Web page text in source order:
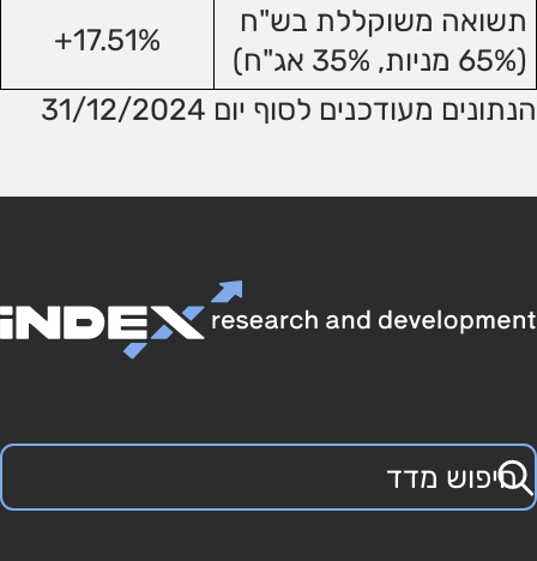
תשואה משוקללת בש"ח
(65% מניות, 35% אג"ח)
17.51%+
הנתונים מעודכנים לסוף יום 31/12/2024